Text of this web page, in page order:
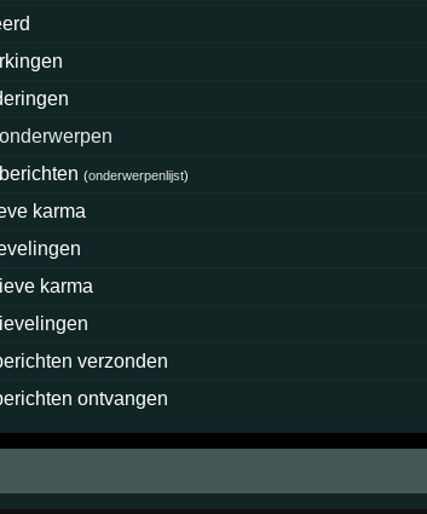
(onderwerpenlijst)
karma
karma
verzonden
ontvangen